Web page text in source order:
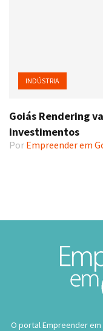
INDÚSTRIA
Goiás Rendering
investimentos
Por Empreender em
O portal Empreender